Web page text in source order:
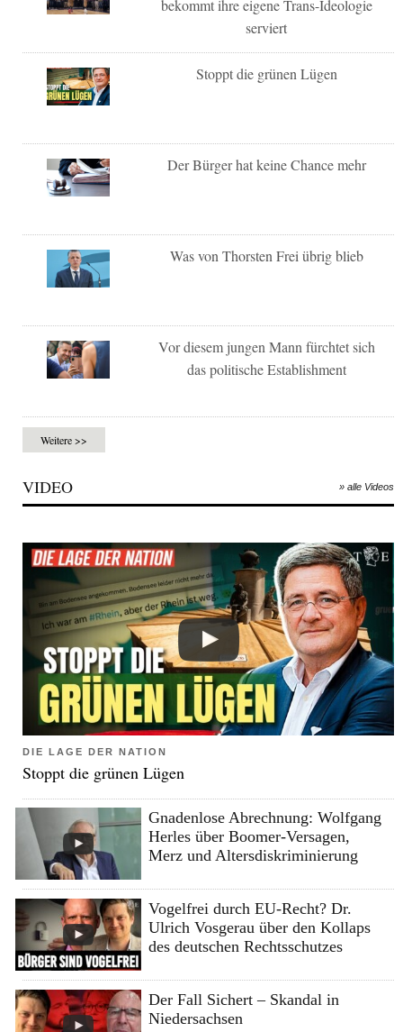
bekommt ihre eigene Trans-Ideologie
serviert
Stoppt die grünen Lügen
Der Bürger hat keine Chance mehr
Was von Thorsten Frei übrig blieb
Vor diesem jungen Mann fürchtet sich
das politische Establishment
Weitere >>
VIDEO » alle Videos
DIE LAGE DER NATION
Stoppt die grünen Lügen
Gnadenlose Abrechnung: Wolfgang
Herles über Boomer-Versagen,
Merz und Altersdiskriminierung
Vogelfrei durch EU-Recht? Dr.
Ulrich Vosgerau über den Kollaps
des deutschen Rechtsschutzes
Der Fall Sichert – Skandal in
Niedersachsen